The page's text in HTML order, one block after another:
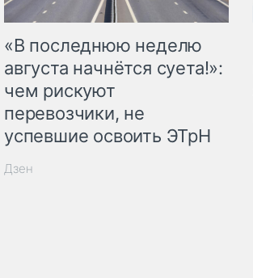
«В последнюю неделю
августа начнётся суета!»:
чем рискуют
перевозчики, не
успевшие освоить ЭТрН
Дзен